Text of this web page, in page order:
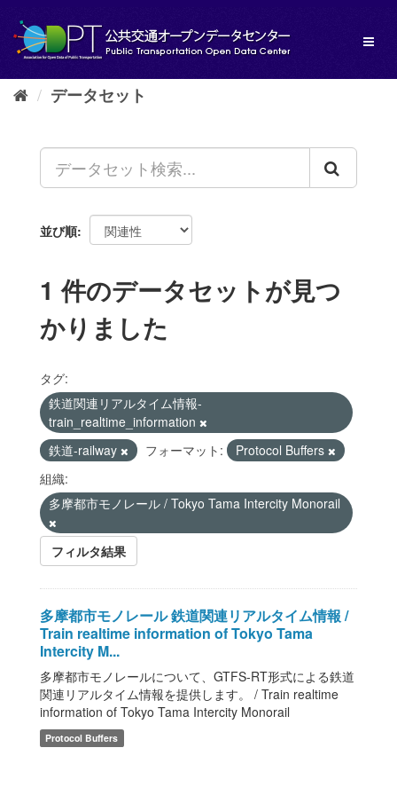
し
データセット
並び順
1 件のデータセットが見つ
かりました
タグ:
鉄道関連リアルタイム情報-
train_realtime_information
鉄道-railway
フォーマット:
Protocol Buffers
組織:
多摩都市モノレール / Tokyo Tama Intercity Monorail
フィルタ結果
多摩都市モノレール 鉄道関連リアルタイム情報 /
Train realtime information of Tokyo Tama
Intercity M...
多摩都市モノレールについて、GTFS-RT形式による鉄道
関連リアルタイム情報を提供します。 / Train realtime
information of Tokyo Tama Intercity Monorail
Protocol Buffers